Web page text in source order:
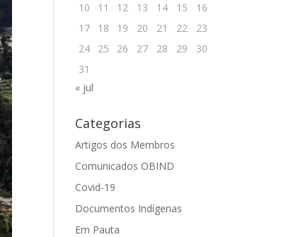
10
11 12 13 14 15
16
17
18 19 20 21 22
23
24
25 26 27 28 29
30
31
« jul
Categorias
Artigos dos Membros
Comunicados OBIND
Covid-19
Documentos Indígenas
Em Pauta